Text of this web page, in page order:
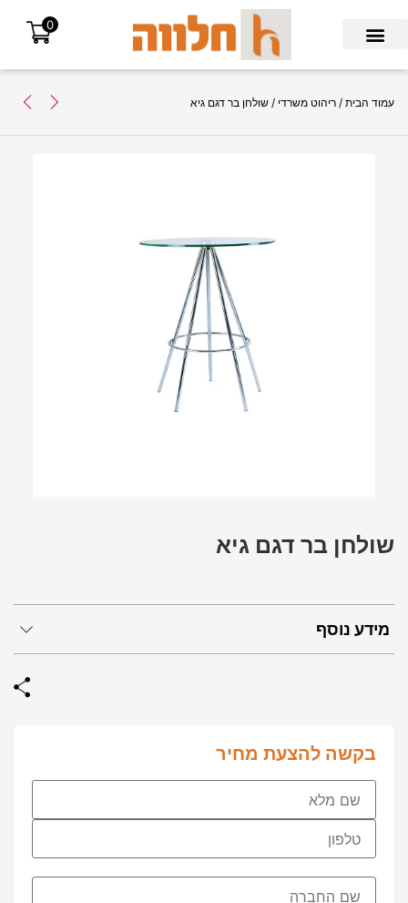
0
עמוד הבית / ריהוט משרדי / שולחן בר דגם גיא
מידע נוסף
שולחן בר דגם גיא
בקשה להצעת מחיר